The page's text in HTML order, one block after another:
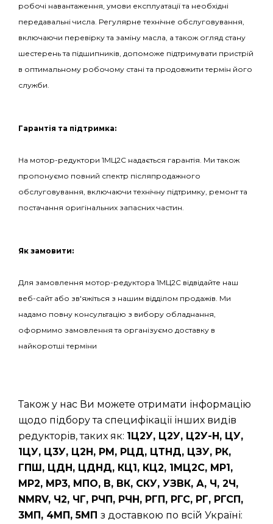
робочі навантаження, умови експлуатації та необхідні
передавальні числа. Регулярне технічне обслуговування,
включаючи перевірку та заміну масла, а також огляд стану
шестерень та підшипників, допоможе підтримувати пристрій
в оптимальному робочому стані та продовжити термін його
служби.
Гарантія та підтримка:
На мотор-редуктори 1МЦ2С надається гарантія. Ми також
пропонуємо повний спектр післяпродажного
обслуговування, включаючи технічну підтримку, ремонт та
постачання оригінальних запасних частин.
Як замовити:
Для замовлення мотор-редуктора 1МЦ2С відвідайте наш
веб-сайт або зв'яжіться з нашим відділом продажів. Ми
надамо повну консультацію з вибору обладнання,
оформимо замовлення та організуємо доставку в
найкоротші терміни
Також у нас Ви можете отримати інформацію
щодо підбору та специфікації інших видів
редукторів, таких як: 1Ц2У, Ц2У, Ц2У-Н, ЦУ,
1ЦУ, Ц3У, Ц2Н, РМ, РЦД, ЦТНД, ЦЗУ, РК,
ГПШ, ЦДН, ЦДНД, КЦ1, КЦ2, 1МЦ2С, МР1,
МР2, МР3, МПО, В, ВК, СКУ, УЗВК, А, Ч, 2Ч,
NMRV, Ч2, ЧГ, РЧП, РЧН, РГП, РГС, РГ, РГСП,
3МП, 4МП, 5МП з доставкою по всій Україні: